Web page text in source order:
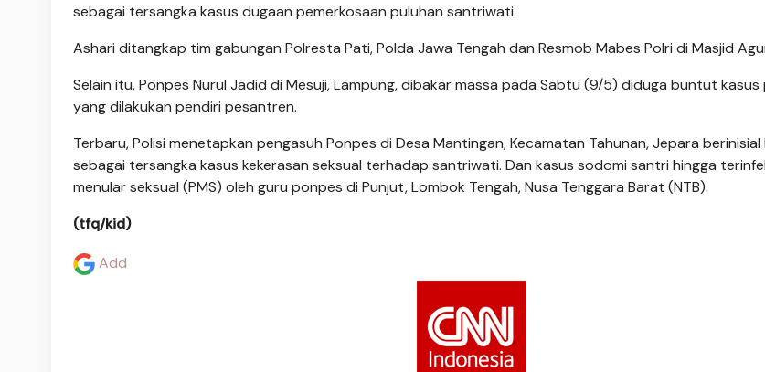
sebagai tersangka kasus dugaan pemerkosaan puluhan santriwati.
Ashari ditangkap tim gabungan Polresta Pati, Polda Jawa Tengah dan Resmob Mabes Polri di Masjid
Selain itu, Ponpes Nurul Jadid di Mesuji, Lampung, dibakar massa pada Sabtu (9/5) diduga buntut
yang dilakukan pendiri pesantren.
Terbaru, Polisi menetapkan pengasuh Ponpes di Desa Mantingan, Kecamatan Tahunan, Jepara
sebagai tersangka kasus kekerasan seksual terhadap santriwati. Dan kasus sodomi santri hingga
menular seksual (PMS) oleh guru ponpes di Punjut, Lombok Tengah, Nusa Tenggara Barat (NTB).
(tfq/kid)
Add